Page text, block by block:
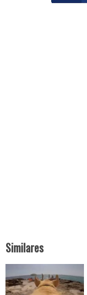
Similares